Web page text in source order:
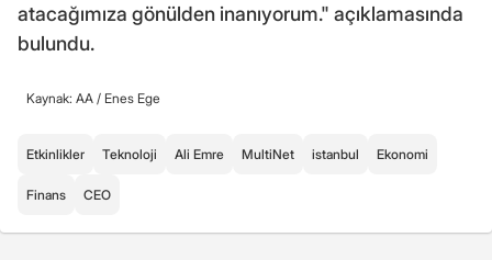
atacağımıza gönülden inanıyorum." açıklamasında
bulundu.
Kaynak: AA / Enes Ege
Etkinlikler Teknoloji Ali Emre MultiNet istanbul Ekonomi
Finans CEO